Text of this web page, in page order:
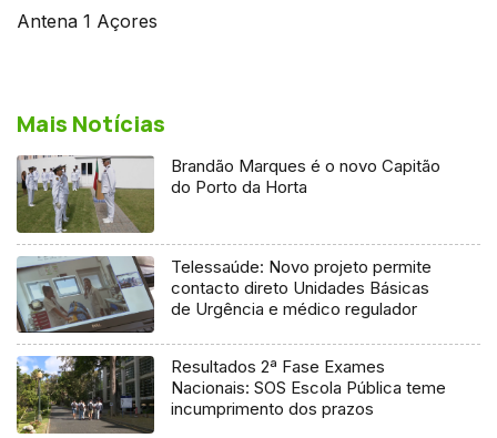
Antena 1 Açores
Mais Notícias
Brandão Marques é o novo Capitão
do Porto da Horta
Telessaúde: Novo projeto permite
contacto direto Unidades Básicas
de Urgência e médico regulador
Resultados 2ª Fase Exames
Nacionais: SOS Escola Pública teme
incumprimento dos prazos